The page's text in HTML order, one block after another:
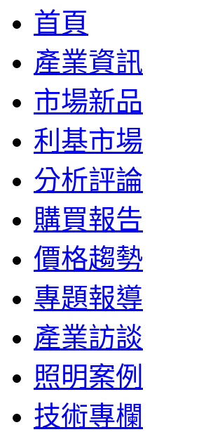
首頁
產業資訊
市場新品
利基市場
分析評論
購買報告
價格趨勢
專題報導
產業訪談
照明案例
技術專欄